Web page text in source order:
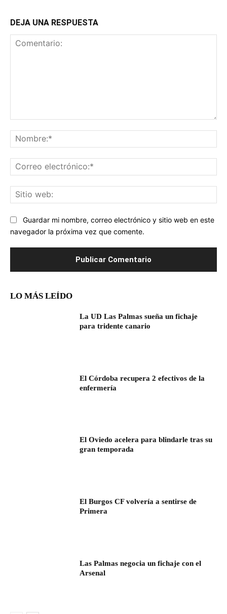
DEJA UNA RESPUESTA
Guardar mi nombre, correo electrónico y sitio web en este
navegador la próxima vez que comente.
LO MÁS LEÍDO
La UD Las Palmas sueña un fichaje
para tridente canario
El Córdoba recupera 2 efectivos de la
enfermería
El Oviedo acelera para blindarle tras su
gran temporada
El Burgos CF volvería a sentirse de
Primera
Las Palmas negocia un fichaje con el
Arsenal